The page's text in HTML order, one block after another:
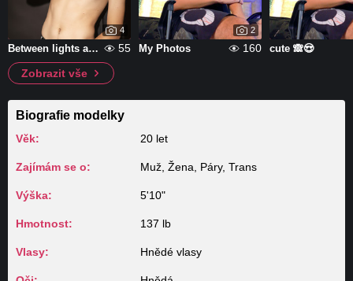
4
Between lights and temptations. 55
2
My Photos 160 cute 🙈😍
Zobrazit vše
Biografie modelky
Věk: 20 let
Zajímám se o: Muž, Žena, Páry, Trans
Výška: 5'10"
Hmotnost: 137 lb
Vlasy: Hnědé vlasy